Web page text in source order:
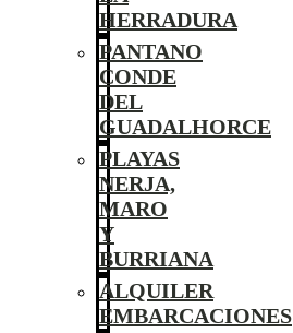
HERRADURA
PANTANO
CONDE
DEL
GUADALHORCE
PLAYAS
NERJA,
MARO
Y
BURRIANA
ALQUILER
EMBARCACIONES